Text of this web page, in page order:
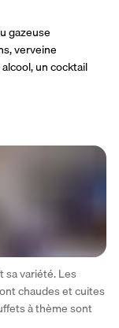
gazeuse
verveine
un cocktail
sa variété. Les
chaudes et cuites
à thème sont